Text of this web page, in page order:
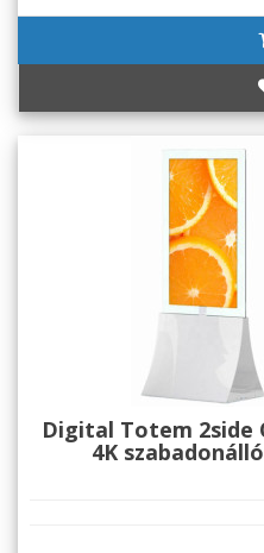
Digital Totem 2side
4K